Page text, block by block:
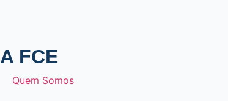
A FCE
Quem Somos